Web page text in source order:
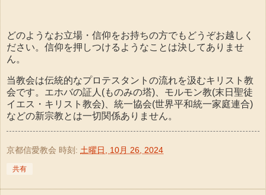
どのようなお立場・信仰をお持ちの方でもどうぞお越しく
ださい。信仰を押しつけるようなことは決してありませ
ん。
当教会は伝統的なプロテスタントの流れを汲むキリスト教
会です。エホバの証人(ものみの塔)、モルモン教(末日聖徒
イエス・キリスト教会)、統一協会(世界平和統一家庭連合)
などの新宗教とは一切関係ありません。
京都信愛教会 時刻: 土曜日, 10月 26, 2024
共有